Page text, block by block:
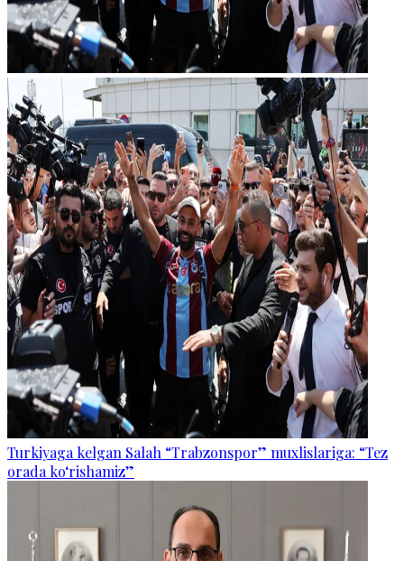
Turkiyaga kelgan Salah “Trabzonspor” muxlislariga: “Tez
orada ko‘rishamiz”